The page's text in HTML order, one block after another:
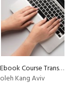
Ebook Course Transformer
oleh Kang Aviv